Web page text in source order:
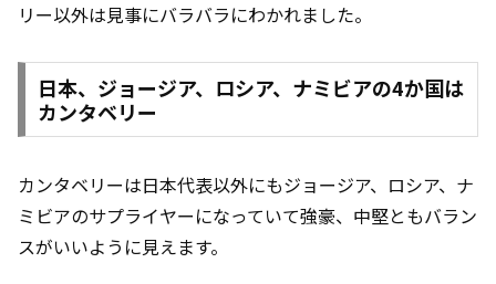
リー以外は見事にバラバラにわかれました。
日本、ジョージア、ロシア、ナミビアの4か国は
カンタベリー
カンタベリーは日本代表以外にもジョージア、ロシア、ナ
ミビアのサプライヤーになっていて強豪、中堅ともバラン
スがいいように見えます。